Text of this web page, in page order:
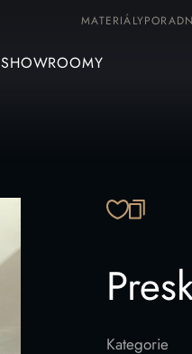
MATERIÁLY
SHOWROOMY
Kategorie